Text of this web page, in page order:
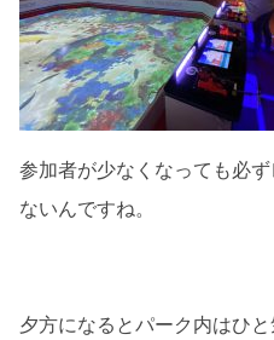
参加者が少なくなっても必
ないんですね。
夕方になるとパーク内はひと